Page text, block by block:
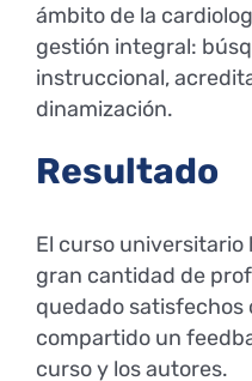
ámbito de la
gestión integral:
instruccional,
dinamización.
Resultado
El curso universitario
gran cantidad de
quedado satisfechos
compartido un
curso y los autores.